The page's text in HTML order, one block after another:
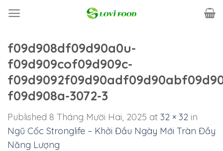
f09d908df09d90a0u-
f09d909cof09d909c-
f09d908a-3072-3
Published 8 Tháng Mười Hai, 2025 at 32 × 32 in
Ngũ Cốc Stronglife – Khởi Đầu Ngày Mới Tràn Đầy
Năng Lượng